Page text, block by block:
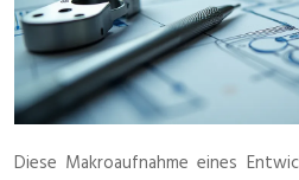
Diese Makroaufnahme eines